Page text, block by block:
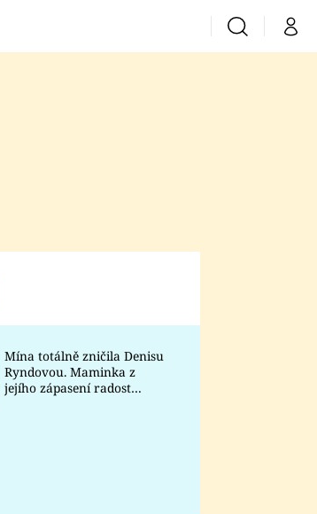
VyhledáváníMůj
Prima Lajk
Sledujte nás
Mína totálně zničila Denisu
Ryndovou. Maminka z
jejího zápasení radost